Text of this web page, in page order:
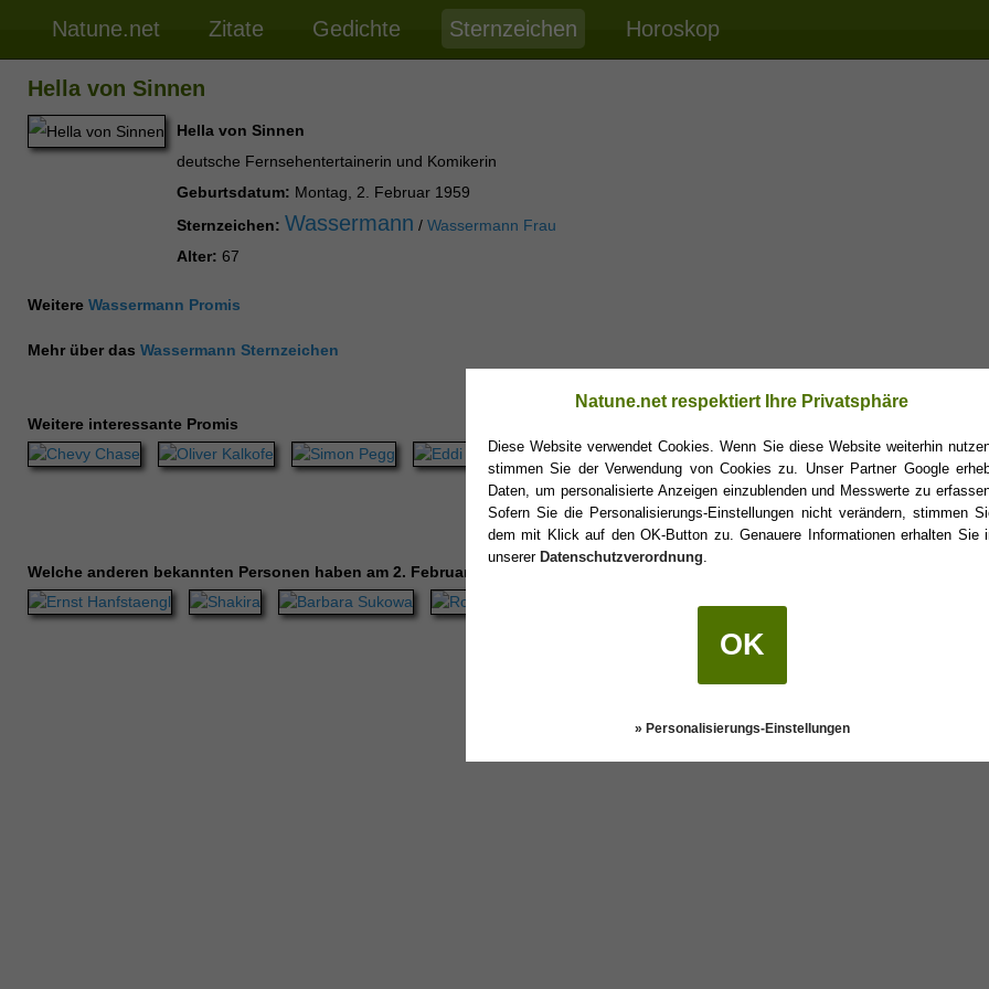
Natune.net Zitate Gedichte Sternzeichen Horoskop
Hella von Sinnen
Hella von Sinnen
deutsche Fernsehentertainerin und Komikerin
Geburtsdatum: Montag, 2. Februar 1959
Sternzeichen: Wassermann / Wassermann Frau
Alter: 67
Weitere Wassermann Promis
Mehr über das Wassermann Sternzeichen
Weitere interessante Promis
Welche anderen bekannten Personen haben am 2. Februar Geburtstag?
Natune.net respektiert Ihre Privatsphäre
Diese Website verwendet Cookies. Wenn Sie diese Website weiterhin
stimmen Sie der Verwendung von Cookies zu. Unser Partner Google
Daten, um personalisierte Anzeigen einzublenden und Messwerte zu
Sofern Sie die Personalisierungs-Einstellungen nicht verändern, stimmen
dem mit Klick auf den OK-Button zu. Genauere Informationen erhalten Sie
unserer Datenschutzverordnung.
OK
» Personalisierungs-Einstellungen